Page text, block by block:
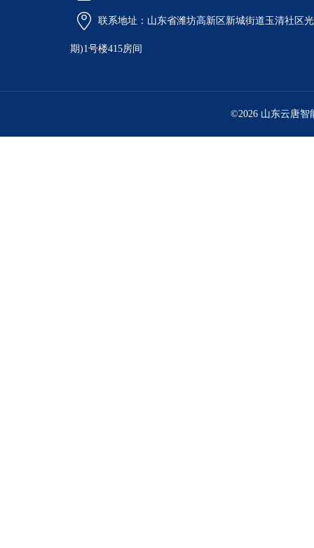
联系地址：山东省潍坊高新区新城街道玉清社区
期)1号楼415房间
©2026 山东云唐